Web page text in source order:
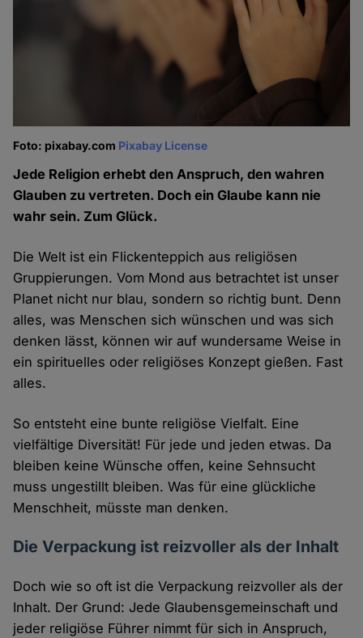
Foto: pixabay.com Pixabay License
Jede Religion erhebt den Anspruch, den wahren
Glauben zu vertreten. Doch ein Glaube kann nie
wahr sein. Zum Glück.
Die Welt ist ein Flickenteppich aus religiösen
Gruppierungen. Vom Mond aus betrachtet ist unser
Planet nicht nur blau, sondern so richtig bunt. Denn
alles, was Menschen sich wünschen und was sich
denken lässt, können wir auf wundersame Weise in
ein spirituelles oder religiöses Konzept gießen. Fast
alles.
So entsteht eine bunte religiöse Vielfalt. Eine
vielfältige Diversität! Für jede und jeden etwas. Da
bleiben keine Wünsche offen, keine Sehnsucht
muss ungestillt bleiben. Was für eine glückliche
Menschheit, müsste man denken.
Die Verpackung ist reizvoller als der Inhalt
Doch wie so oft ist die Verpackung reizvoller als der
Inhalt. Der Grund: Jede Glaubensgemeinschaft und
jeder religiöse Führer nimmt für sich in Anspruch,